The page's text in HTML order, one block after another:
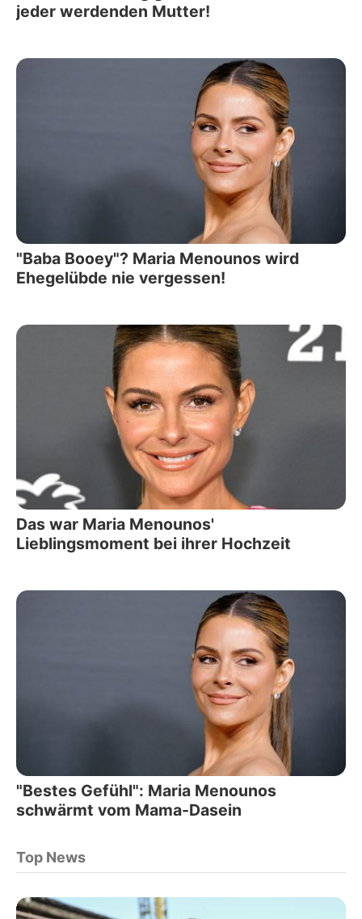
jeder werdenden Mutter!
"Baba Booey"? Maria Menounos wird
Ehegelübde nie vergessen!
Das war Maria Menounos'
Lieblingsmoment bei ihrer Hochzeit
"Bestes Gefühl": Maria Menounos
schwärmt vom Mama-Dasein
Top News